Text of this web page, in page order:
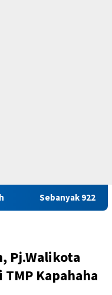
922 Narapidana dan
Pj.Walikota
Kapahaha